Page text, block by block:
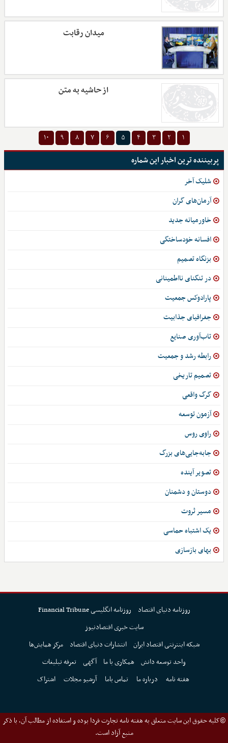
میدان رقابت
از حاشیه به متن
۱ ۲ ۳ ۴ ۵ ۶ ۷ ۸ ۹ ۱۰
پربیننده ترین اخبار این شماره
شلیک آخر
آرمان‌های گران
خاورمیانه جدید
افسانه خودساختگی
بزنگاه تصمیم
در تنگنای نااطمینانی
پارادوکس جمعیت
جغرافیای جذابیت
تاب‌آوری صنایع
رابطه رشد و جمعیت
تصمیم تاریخی
گرگ واقعی
آزمون توسعه
راوی روس
جابه‌جایی‌های بزرگ
تصویر آینده
دوستان و دشمنان
مسیر ثروت
یک اشتباه حماسی
بهای بازسازی
روزنامه دنیای اقتصاد
روزنامه انگلیسی Financial Tribune
سایت خبری اقتصادنیوز
شبکه اینترنتی اقتصاد ایران انتشارات دنیای اقتصاد
مرکز همایش‌ها
واحد توسعه دانش همکاری با ما آگهی تعرفه تبلیغات
هفته نامه
درباره ما تماس باما آرشیو مجلات اشتراک
©کلیه حقوق این سایت متعلق به هفته نامه تجارت فردا بوده و استفاده از مطالب آن، با ذکر
منبع آزاد است.